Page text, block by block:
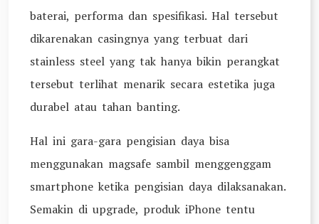
baterai, performa dan spesifikasi. Hal tersebut
dikarenakan casingnya yang terbuat dari
stainless steel yang tak hanya bikin perangkat
tersebut terlihat menarik secara estetika juga
durabel atau tahan banting.
Hal ini gara-gara pengisian daya bisa
menggunakan magsafe sambil menggenggam
smartphone ketika pengisian daya dilaksanakan.
Semakin di upgrade, produk iPhone tentu